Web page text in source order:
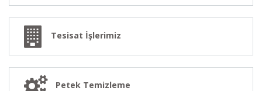
Tesisat İşlerimiz
Petek Temizleme